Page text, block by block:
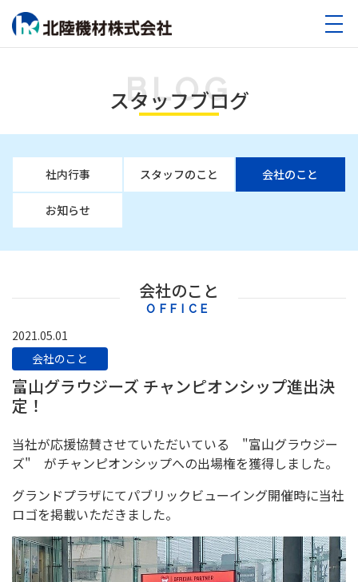
スタッフブログ
BLOG
社内行事 スタッフのこと 会社のこと
お知らせ
会社のこと
OFFICE
2021.05.01
会社のこと
富山グラウジーズ チャンピオンシップ進出決
定！
当社が応援協賛させていただいている "富山グラウジー
ズ" がチャンピオンシップへの出場権を獲得しました。
グランドプラザにてパブリックビューイング開催時に当社
ロゴを掲載いただきました。